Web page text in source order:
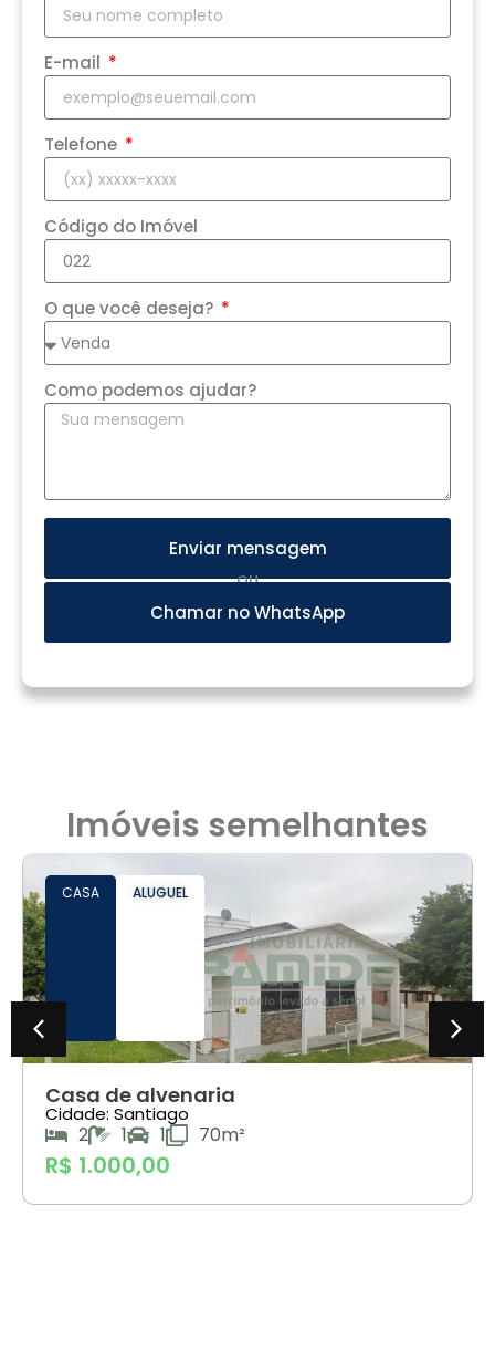
E-mail
Telefone
Código do Imóvel
O que você deseja?
Como podemos ajudar?
Enviar mensagem
OU
Chamar no WhatsApp
Imóveis semelhantes
CASA ALUGUEL
Casa de alvenaria
Cidade: Santiago
2 1 1 70m²
R$ 1.000,00